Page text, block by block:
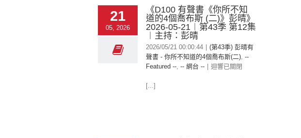
21
05, 2026
《D100 有聲書《你所不知
道的4個喬布斯 (二)》彭晴》
2026-05-21︱第43季 第12集
︱主持：彭晴
2026/05/21 00:00:44
(第43季) 彭晴有
聲書 - 你所不知道的4個喬布斯(二), --
Featured --, -- 網台 -- 迴響已關閉
[...]